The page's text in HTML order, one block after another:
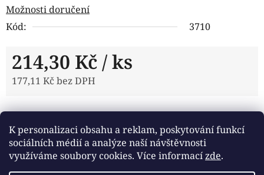
K personalizaci obsahu a reklam, poskytování funkcí
sociálních médií a analýze naší návštěvnosti
využíváme soubory cookies. Více informacízde.
Možnosti doručení
Kód:
3710
214,30 Kč / ks
177,11 Kč bez DPH